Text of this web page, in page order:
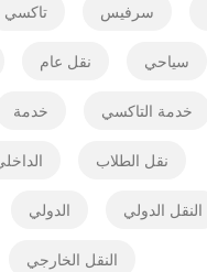
تاكسي سرفيس
نقل عام سياحي
خدمة خدمة التاكسي
نقل الطلاب
الدولي النقل الدولي
النقل الخارجي